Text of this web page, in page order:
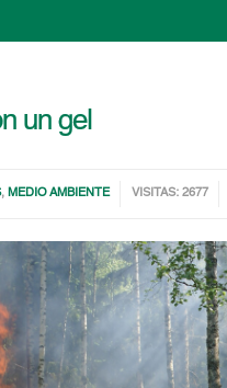
un gel
, MEDIO AMBIENTE VISITAS: 2677